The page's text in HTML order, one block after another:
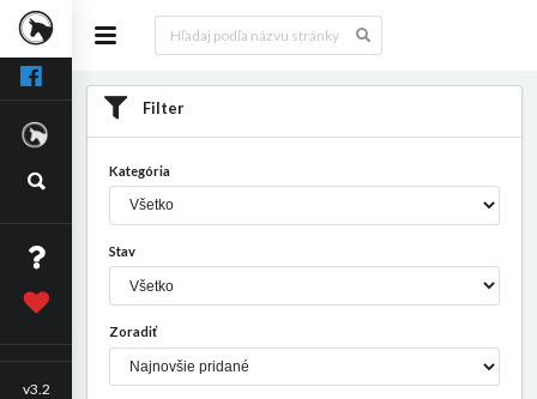
v3.2
Filter
Kategória
Stav
Zoradiť